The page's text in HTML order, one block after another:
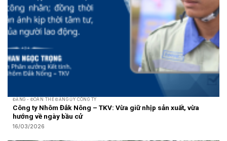
ĐẢNG - ĐOÀN THỂ ĐẢNG ỦY CÔNG TY
Công ty Nhôm Đắk Nông – TKV: Vừa giữ nhịp sản xuất, vừa
hướng về ngày bầu cử
16/03/2026